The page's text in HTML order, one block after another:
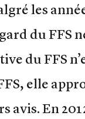
les
du FFS
du FFS
elle
avis. En